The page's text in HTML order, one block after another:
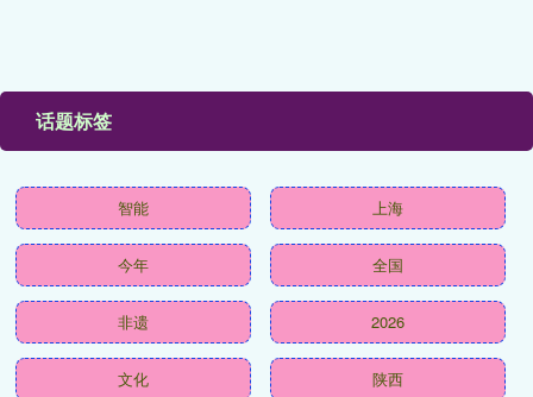
话题标签
智能 上海
今年 全国
非遗 2026
文化 陕西